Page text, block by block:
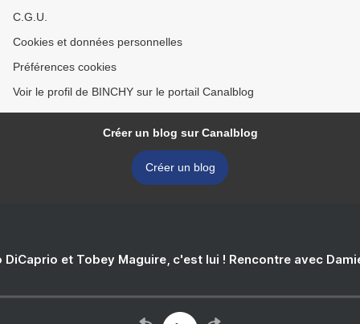
C.G.U.
Cookies et données personnelles
Préférences cookies
Voir le profil de BINCHY sur le portail Canalblog
Créer un blog sur Canalblog
Créer un blog
DiCaprio et Tobey Maguire, c'est lui ! Rencontre avec